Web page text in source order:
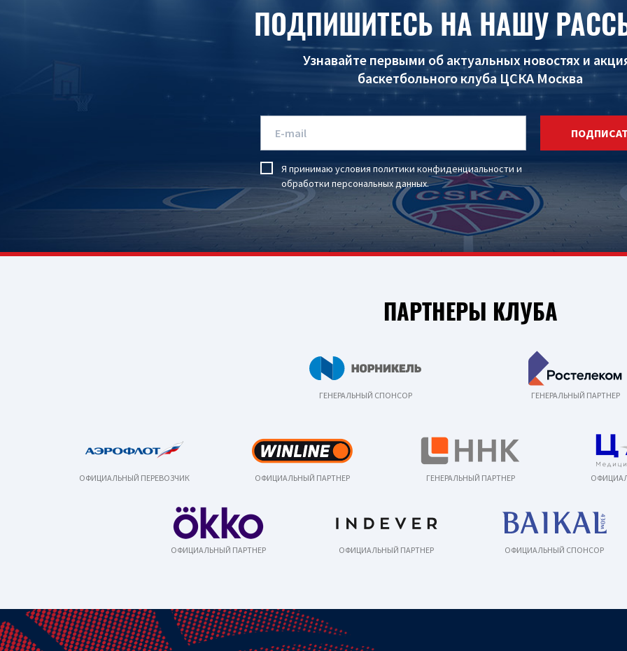
ПОДПИШИТЕСЬ НА НАШУ
Узнавайте первыми об актуальных новостях и
баскетбольного клуба ЦСКА Москва
Я принимаю условия политики конфиденциальности и
обработки персональных данных.
ПАРТНЕРЫ КЛУБА
ГЕНЕРАЛЬНЫЙ СПОНСОР ГЕНЕРАЛЬНЫЙ ПАРТНЕР
ОФИЦИАЛЬНЫЙ ПЕРЕВОЗЧИК ОФИЦИАЛЬНЫЙ ПАРТНЕР ГЕНЕРАЛЬНЫЙ ПАРТНЕР
ОФИЦИАЛЬНЫЙ ПАРТНЕР ОФИЦИАЛЬНЫЙ ПАРТНЕР ОФИЦИАЛЬНЫЙ СПОНСОР